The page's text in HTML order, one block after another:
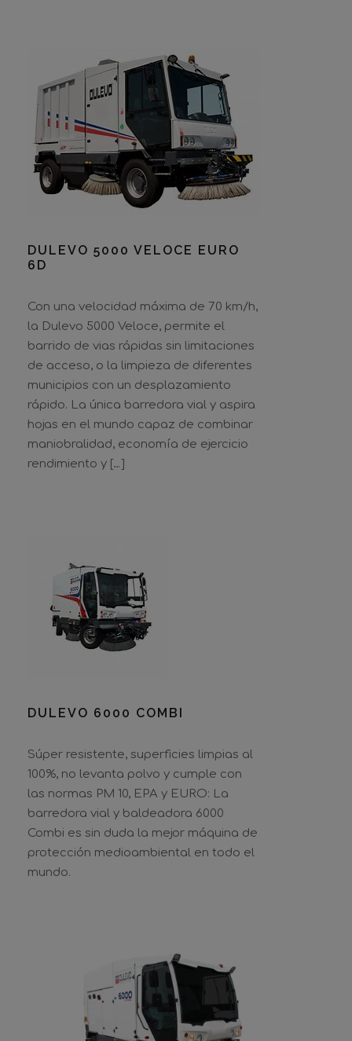
DULEVO 5000 VELOCE EURO
6D
Con una velocidad máxima de 70 km/h,
la Dulevo 5000 Veloce, permite el
barrido de vias rápidas sin limitaciones
de acceso, o la limpieza de diferentes
municipios con un desplazamiento
rápido. La única barredora vial y aspira
hojas en el mundo capaz de combinar
maniobralidad, economía de ejercicio
rendimiento y […]
DULEVO 6000 COMBI
Súper resistente, superficies limpias al
100%, no levanta polvo y cumple con
las normas PM 10, EPA y EURO: La
barredora vial y baldeadora 6000
Combi es sin duda la mejor máquina de
protección medioambiental en todo el
mundo.